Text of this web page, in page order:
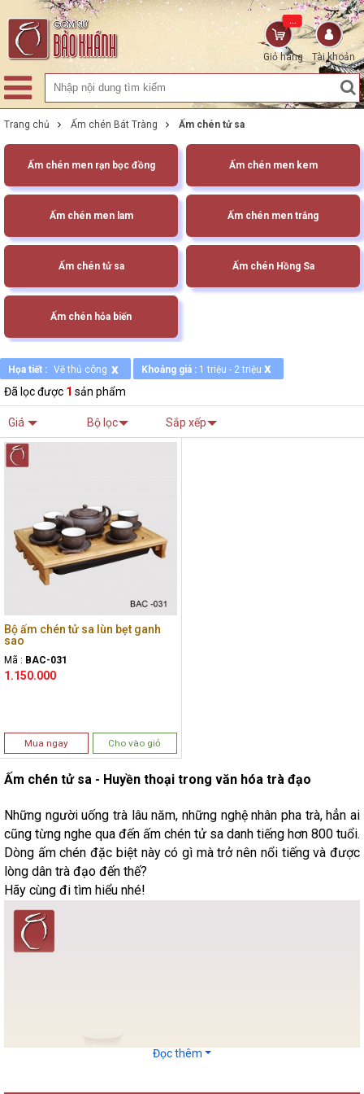
Tài khoản
Giỏ hàng
...
Trang chủ Ấm chén Bát Tràng Ấm chén tử sa
Ấm chén men rạn bọc đồng Ấm chén men kem
Ấm chén men lam Ấm chén men trắng
Ấm chén tử sa Ấm chén Hồng Sa
Ấm chén hỏa biến
Họa tiết : Vẽ thủ công x Khoảng giá : 1 triệu - 2 triệu x
Đã lọc được 1 sản phẩm
Giá Bộ lọc Sắp xếp
Bộ ấm chén tử sa lùn bẹt ganh
sao
Mã : BAC-031
1.150.000
Mua ngay Cho vào giỏ
Ấm chén tử sa - Huyền thoại trong văn hóa trà đạo
Những người uống trà lâu năm, những nghệ nhân pha trà, hẳn ai
cũng từng nghe qua đến ấm chén tử sa danh tiếng hơn 800 tuổi.
Dòng ấm chén đặc biệt này có gì mà trở nên nổi tiếng và được
lòng dân trà đạo đến thế?
Hãy cùng đi tìm hiểu nhé!
Đọc thêm